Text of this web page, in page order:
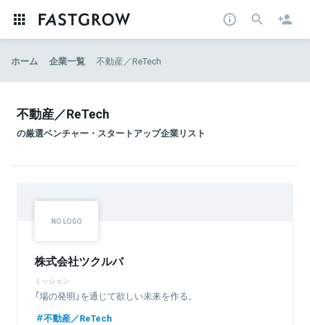
ホーム 企業一覧 不動産／ReTech
不動産／ReTech
の厳選ベンチャー・スタートアップ企業リスト
株式会社ツクルバ
ミッション
「場の発明」を通じて欲しい未来を作る。
不動産／ReTech